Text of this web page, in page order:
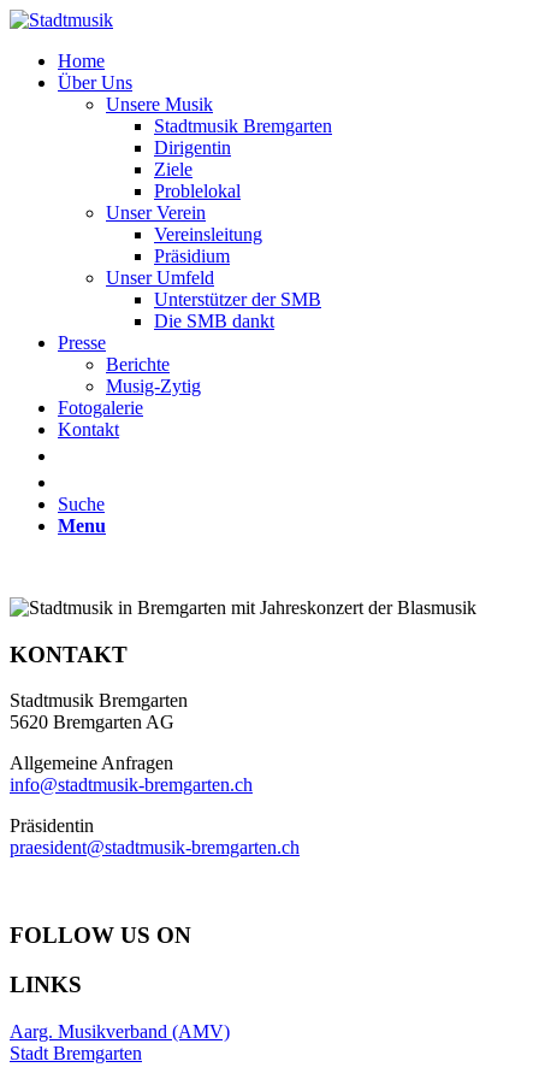
Home
Über Uns
Unsere Musik
Stadtmusik Bremgarten
Dirigentin
Ziele
Problelokal
Unser Verein
Vereinsleitung
Präsidium
Unser Umfeld
Unterstützer der SMB
Die SMB dankt
Presse
Berichte
Musig-Zytig
Fotogalerie
Kontakt
Suche
Menu
KONTAKT
Stadtmusik Bremgarten
5620 Bremgarten AG
Allgemeine Anfragen
info@stadtmusik-bremgarten.ch
Präsidentin
praesident@stadtmusik-bremgarten.ch
FOLLOW US ON
LINKS
Aarg. Musikverband (AMV)
Stadt Bremgarten